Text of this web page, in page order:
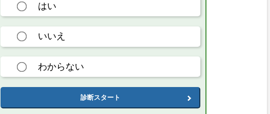
はい
いいえ
わからない
診断スタート